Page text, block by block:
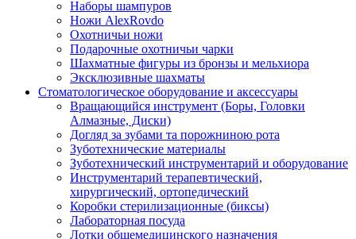
Наборы шампуров
Ножи AlexRovdo
Охотничьи ножи
Подарочные охотничьи чарки
Шахматные фигуры из бронзы и мельхиора
Эксклюзивные шахматы
Стоматологическое оборудование и аксессуары
Вращающийся инструмент (Боры, Головки
Алмазные, Диски)
Догляд за зубами та порожниною рота
Зуботехнические материалы
Зуботехнический инструментарий и оборудование
Инструментарий терапевтический,
хирургический, ортопедический
Коробки стерилизационные (биксы)
Лабораторная посуда
Лотки общемедицинского назначения